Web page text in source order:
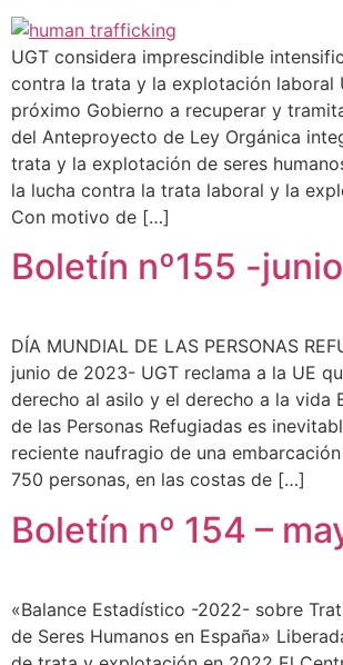
UGT considera imprescindible
contra la trata y la explotación laboral
próximo Gobierno a recuperar y
del Anteproyecto de Ley Orgánica
trata y la explotación de seres
la lucha contra la trata laboral y la
Con motivo de […]
Boletín nº155 -
DÍA MUNDIAL DE LAS PERSONAS
junio de 2023- UGT reclama a la UE
derecho al asilo y el derecho a la vida
de las Personas Refugiadas es
reciente naufragio de una
750 personas, en las costas de […]
Boletín nº 154 –
«Balance Estadístico -2022- sobre
de Seres Humanos en España»